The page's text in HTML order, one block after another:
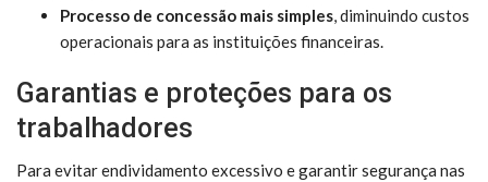
Processo de concessão mais simples, diminuindo custos
operacionais para as instituições financeiras.
Garantias e proteções para os
trabalhadores
Para evitar endividamento excessivo e garantir segurança nas